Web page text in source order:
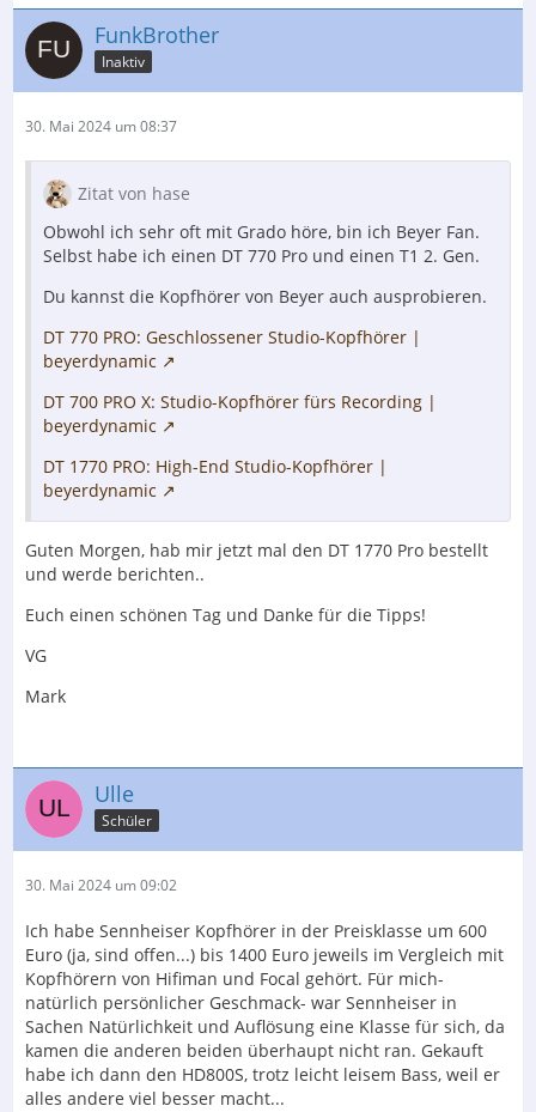
FunkBrother
Inaktiv
30. Mai 2024 um 08:37
Zitat von hase
Obwohl ich sehr oft mit Grado höre, bin ich Beyer Fan.
Selbst habe ich einen DT 770 Pro und einen T1 2. Gen.
Du kannst die Kopfhörer von Beyer auch ausprobieren.
DT 770 PRO: Geschlossener Studio-Kopfhörer |
beyerdynamic
DT 700 PRO X: Studio-Kopfhörer fürs Recording |
beyerdynamic
DT 1770 PRO: High-End Studio-Kopfhörer |
beyerdynamic
Guten Morgen, hab mir jetzt mal den DT 1770 Pro bestellt
und werde berichten..
Euch einen schönen Tag und Danke für die Tipps!
VG
Mark
Ulle
Schüler
30. Mai 2024 um 09:02
Ich habe Sennheiser Kopfhörer in der Preisklasse um 600
Euro (ja, sind offen...) bis 1400 Euro jeweils im Vergleich mit
Kopfhörern von Hifiman und Focal gehört. Für mich-
natürlich persönlicher Geschmack- war Sennheiser in
Sachen Natürlichkeit und Auflösung eine Klasse für sich, da
kamen die anderen beiden überhaupt nicht ran. Gekauft
habe ich dann den HD800S, trotz leicht leisem Bass, weil er
alles andere viel besser macht...